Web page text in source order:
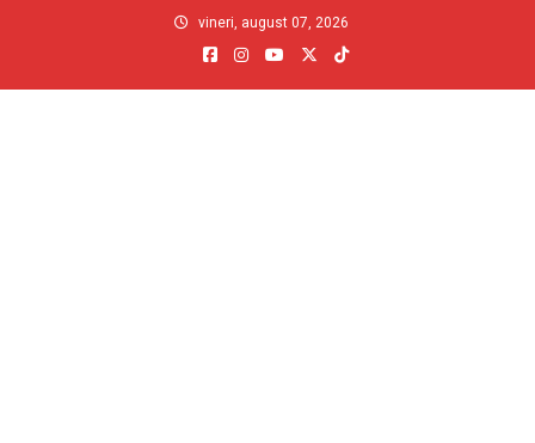
vineri, august 07, 2026